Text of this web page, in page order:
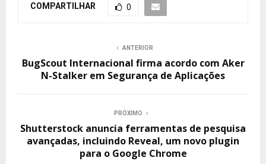
COMPARTILHAR 0
ANTERIOR
BugScout Internacional firma acordo com Aker
N-Stalker em Segurança de Aplicações
PRÓXIMO
Shutterstock anuncia ferramentas de pesquisa
avançadas, incluindo Reveal, um novo plugin
para o Google Chrome